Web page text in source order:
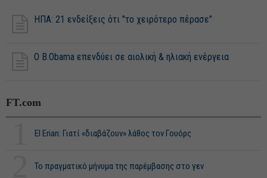
ΗΠΑ: 21 ενδείξεις ότι "το χειρότερο πέρασε"
Ο Β.Obama επενδύει σε αιολική & ηλιακή ενέργεια
FT.com
El Erian: Γιατί «διαβάζουν» λάθος τον Γουόρς
Το πραγματικό μήνυμα της παρέμβασης στο γεν